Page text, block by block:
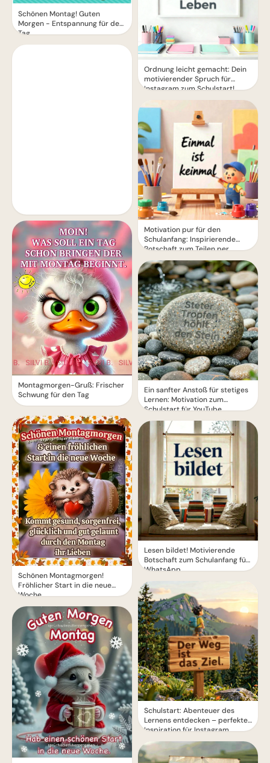
Schönen Montag! Guten
Morgen - Entspannung für den
Tag
Montagmorgen-Gruß: Frischer
Schwung für den Tag
Schönen Montagmorgen!
Fröhlicher Start in die neue
Woche
Ordnung leicht gemacht: Dein
motivierender Spruch für
Instagram zum Schulstart!
Motivation pur für den
Schulanfang: Inspirierende
Botschaft zum Teilen per
WhatsApp!
Ein sanfter Anstoß für stetiges
Lernen: Motivation zum
Schulstart für YouTube.
Lesen bildet! Motivierende
Botschaft zum Schulanfang für
WhatsApp
Schulstart: Abenteuer des
Lernens entdecken – perfekte
Inspiration für Instagram